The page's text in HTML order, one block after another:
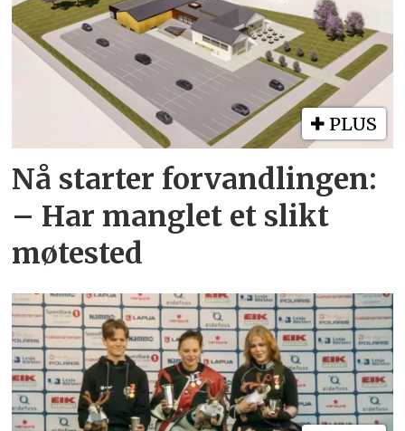
PLUS
Nå starter forvandlingen:
– Har manglet et slikt
møtested